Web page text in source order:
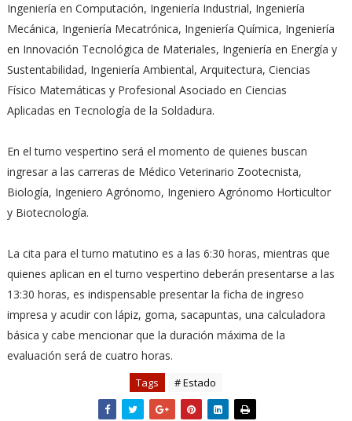
Ingeniería en Computación, Ingeniería Industrial, Ingeniería
Mecánica, Ingeniería Mecatrónica, Ingeniería Química, Ingeniería
en Innovación Tecnológica de Materiales, Ingeniería en Energía y
Sustentabilidad, Ingeniería Ambiental, Arquitectura, Ciencias
Físico Matemáticas y Profesional Asociado en Ciencias
Aplicadas en Tecnología de la Soldadura.
En el turno vespertino será el momento de quienes buscan
ingresar a las carreras de Médico Veterinario Zootecnista,
Biología, Ingeniero Agrónomo, Ingeniero Agrónomo Horticultor
y Biotecnología.
La cita para el turno matutino es a las 6:30 horas, mientras que
quienes aplican en el turno vespertino deberán presentarse a las
13:30 horas, es indispensable presentar la ficha de ingreso
impresa y acudir con lápiz, goma, sacapuntas, una calculadora
básica y cabe mencionar que la duración máxima de la
evaluación será de cuatro horas.
Tags # Estado